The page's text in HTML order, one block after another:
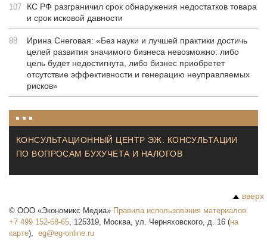
107
КС РФ разграничил срок обнаружения недостатков товара
и срок исковой давности
88
Ирина Снеговая: «Без науки и лучшей практики достичь
целей развития значимого бизнеса невозможно: либо
цель будет недостигнута, либо бизнес приобретет
отсутствие эффективности и генерацию неуправляемых
рисков»
КОНСУЛЬТАЦИОННЫЙ ЦЕНТР ЭЖ: КОНСУЛЬТАЦИИ
ПО ВОПРОСАМ БУХУЧЕТА И НАЛОГОВ
вверх
© ООО «Экономикс Медиа» Правила использования материалов
+7 499 152-68-65, 125319, Москва, ул. Черняховского, д. 16 (на
карте),